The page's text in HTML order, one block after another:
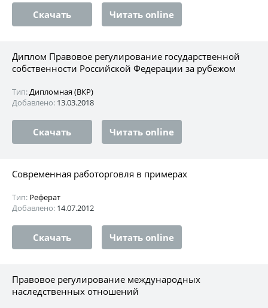
Скачать Читать online
Диплом Правовое регулирование государственной
собственности Российской Федерации за рубежом
Тип:Дипломная (ВКР)
Добавлено: 13.03.2018
Скачать Читать online
Современная работорговля в примерах
Тип: Реферат
Добавлено: 14.07.2012
Скачать Читать online
Правовое регулирование международных
наследственных отношений